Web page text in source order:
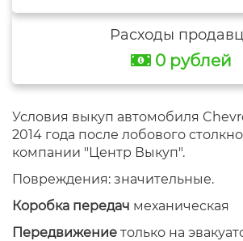
Расходы
0 рублей
Условия выкуп автомобиля
2014 года после лобового
компании "Центр Выкуп".
Повреждения: значительные.
Коробка передач механическая
Передвижение только на